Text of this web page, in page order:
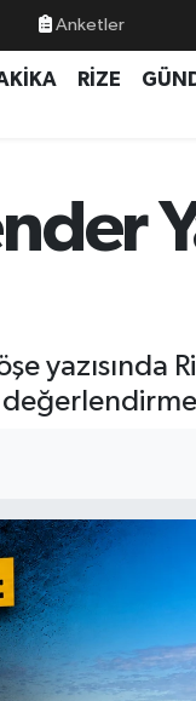
Anketler
RİZE
yazısında